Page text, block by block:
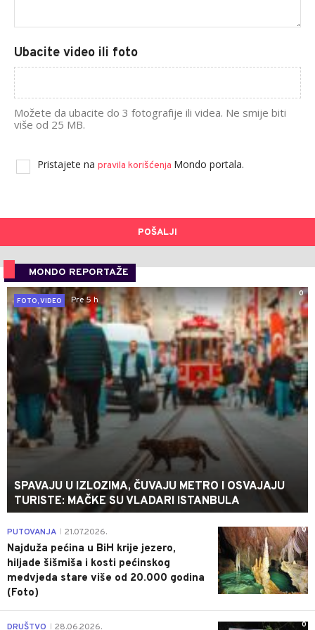
Ubacite video ili foto
Možete da ubacite do 3 fotografije ili videa. Ne smije biti
više od 25 MB.
Pristajete na pravila korišćenja Mondo portala.
POŠALJI
MONDO REPORTAŽE
0
FOTO, VIDEO
Pre 5 h
SPAVAJU U IZLOZIMA, ČUVAJU METRO I OSVAJAJU
TURISTE: MAČKE SU VLADARI ISTANBULA
0
PUTOVANJA 21.07.2026.
Najduža pećina u BiH krije jezero,
hiljade šišmiša i kosti pećinskog
medvjeda stare više od 20.000 godina
(Foto)
0
DRUŠTVO 28.06.2026.